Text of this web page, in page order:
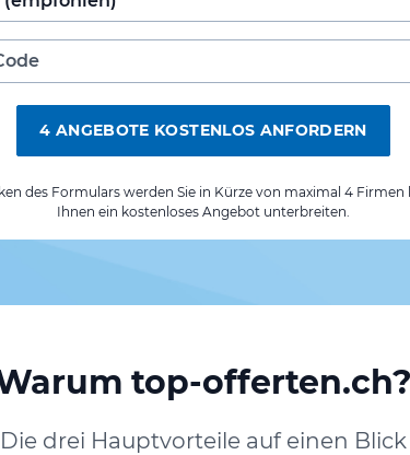
4 ANGEBOTE KOSTENLOS ANFORDERN
des Formulars werden Sie in Kürze von maximal 4
Ihnen ein kostenloses Angebot unterbreiten.
top-offerten.ch?
Die drei Hauptvorteile auf einen Blick